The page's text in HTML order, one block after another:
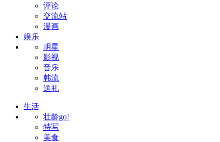
评论
交流站
漫画
娱乐
明星
影视
音乐
韩流
送礼
生活
壮龄go!
特写
美食